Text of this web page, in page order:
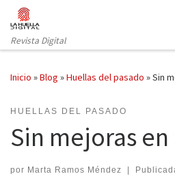
Saltar al contenido
Revista Digital
Inicio »Blog »Huellas del pasado »Sin
HUELLAS DEL PASADO
Sin mejoras
por Marta Ramos Méndez |